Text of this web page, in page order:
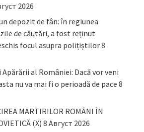
2026
depozit de fân: în regiunea
de căutări, a fost reținut
focul asupra polițiștilor8
al României: Dacă vor veni
nu va mai fi o perioadă de pace 8
MARTIRILOR ROMÂNI ÎN
(X) 8 Август 2026